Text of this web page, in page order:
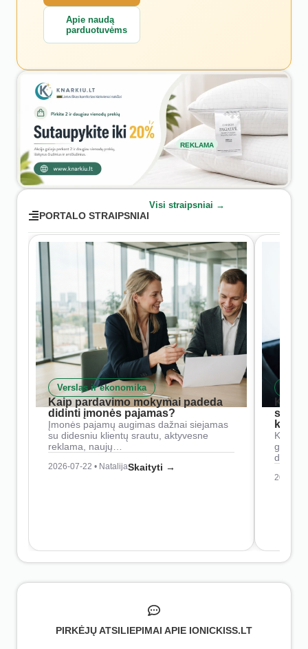
Apie naudą
parduotuvėms
REKLAMA
PORTALO STRAIPSNIAI
Visi straipsniai →
Verslas ir ekonomika
Kaip pardavimo mokymai padeda
didinti įmonės pajamas?
Įmonės pajamų augimas dažnai siejamas
su didesniu klientų srautu, aktyvesne
reklama, naujų…
2026-07-22 • NatalijaSkaityti →
Kaip
2026-
PIRKĖJŲ ATSILIEPIMAI APIE IONICKISS.LT